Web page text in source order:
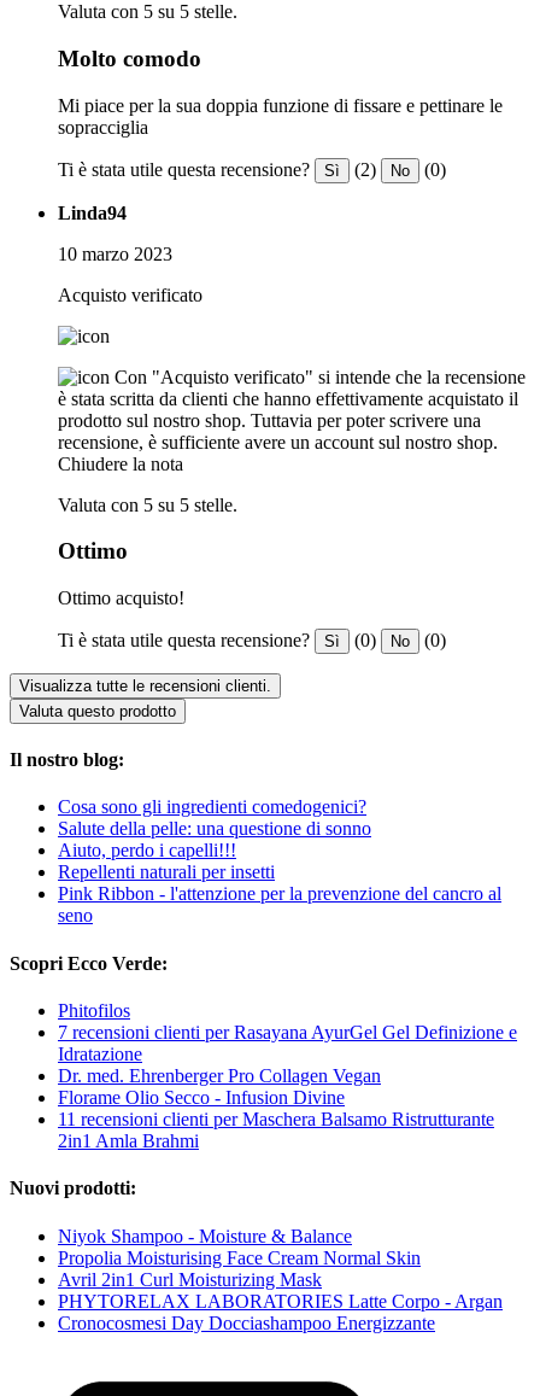
Valuta con 5 su 5 stelle.
Molto comodo
Mi piace per la sua doppia funzione di fissare e pettinare le
sopracciglia
Ti è stata utile questa recensione? Sì (2) No (0)
Linda94
10 marzo 2023
Acquisto verificato
Con "Acquisto verificato" si intende che la recensione
è stata scritta da clienti che hanno effettivamente acquistato il
prodotto sul nostro shop. Tuttavia per poter scrivere una
recensione, è sufficiente avere un account sul nostro shop.
Chiudere la nota
Valuta con 5 su 5 stelle.
Ottimo
Ottimo acquisto!
Ti è stata utile questa recensione? Sì (0) No (0)
Visualizza tutte le recensioni clienti.
Valuta questo prodotto
Il nostro blog:
Cosa sono gli ingredienti comedogenici?
Salute della pelle: una questione di sonno
Aiuto, perdo i capelli!!!
Repellenti naturali per insetti
Pink Ribbon - l'attenzione per la prevenzione del cancro al
seno
Scopri Ecco Verde:
Phitofilos
7 recensioni clienti per Rasayana AyurGel Gel Definizione e
Idratazione
Dr. med. Ehrenberger Pro Collagen Vegan
Florame Olio Secco - Infusion Divine
11 recensioni clienti per Maschera Balsamo Ristrutturante
2in1 Amla Brahmi
Nuovi prodotti:
Niyok Shampoo - Moisture & Balance
Propolia Moisturising Face Cream Normal Skin
Avril 2in1 Curl Moisturizing Mask
PHYTORELAX LABORATORIES Latte Corpo - Argan
Cronocosmesi Day Docciashampoo Energizzante